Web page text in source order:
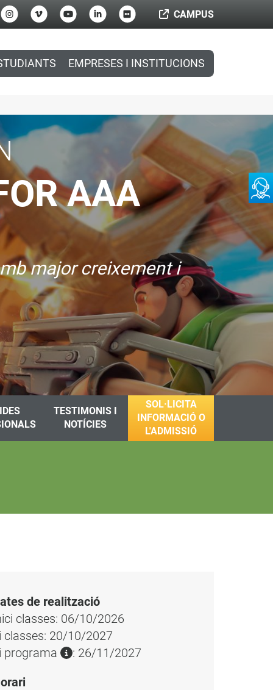
CAMPUS
EMPRESES I INSTITUCIONS
AAA
major creixement i
TESTIMONIS I
NOTÍCIES
SOL·LICITA
INFORMACIÓ O
L'ADMISSIÓ
de realització
classes: 06/10/2026
classes: 20/10/2027
programa
: 26/11/2027